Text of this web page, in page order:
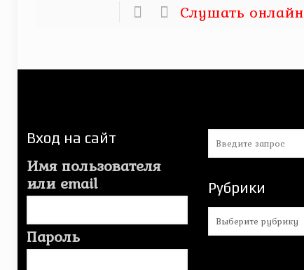
Слушать онлайн
Вход на сайт
Имя пользователя
или email
Пароль
Рубрики
Рубрики